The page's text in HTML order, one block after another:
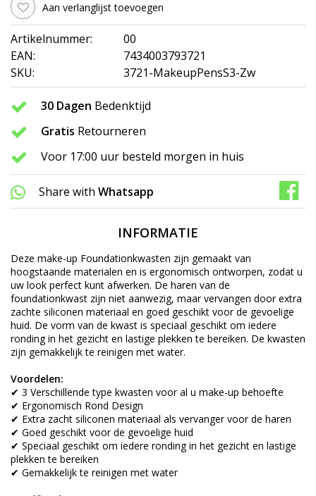
Aan verlanglijst toevoegen
Artikelnummer:
00
EAN:
7434003793721
SKU:
3721-MakeupPensS3-Zw
30 Dagen Bedenktijd
Gratis Retourneren
Voor 17:00 uur besteld morgen in huis
Share with Whatsapp
INFORMATIE
Deze make-up Foundationkwasten zijn gemaakt van
hoogstaande materialen en is ergonomisch ontworpen, zodat u
uw look perfect kunt afwerken. De haren van de
foundationkwast zijn niet aanwezig, maar vervangen door extra
zachte siliconen materiaal en goed geschikt voor de gevoelige
huid. De vorm van de kwast is speciaal geschikt om iedere
ronding in het gezicht en lastige plekken te bereiken. De kwasten
zijn gemakkelijk te reinigen met water.
Voordelen:
✔ 3 Verschillende type kwasten voor al u make-up behoefte
✔ Ergonomisch Rond Design
✔ Extra zacht siliconen materiaal als vervanger voor de haren
✔ Goed geschikt voor de gevoelige huid
✔ Speciaal geschikt om iedere ronding in het gezicht en lastige
plekken te bereiken
✔ Gemakkelijk te reinigen met water